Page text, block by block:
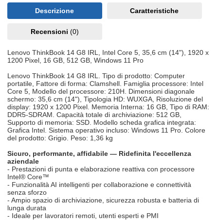
Descrizione Caratteristiche
Recensioni (0)
Lenovo ThinkBook 14 G8 IRL, Intel Core 5, 35,6 cm (14"), 1920 x
1200 Pixel, 16 GB, 512 GB, Windows 11 Pro
Lenovo ThinkBook 14 G8 IRL. Tipo di prodotto: Computer
portatile, Fattore di forma: Clamshell. Famiglia processore: Intel
Core 5, Modello del processore: 210H. Dimensioni diagonale
schermo: 35,6 cm (14"), Tipologia HD: WUXGA, Risoluzione del
display: 1920 x 1200 Pixel. Memoria Interna: 16 GB, Tipo di RAM:
DDR5-SDRAM. Capacità totale di archiviazione: 512 GB,
Supporto di memoria: SSD. Modello scheda grafica integrata:
Grafica Intel. Sistema operativo incluso: Windows 11 Pro. Colore
del prodotto: Grigio. Peso: 1,36 kg
Sicuro, performante, affidabile — Ridefinita l'eccellenza
aziendale
- Prestazioni di punta e elaborazione reattiva con processore
Intel® Core™
- Funzionalità AI intelligenti per collaborazione e connettività
senza sforzo
- Ampio spazio di archiviazione, sicurezza robusta e batteria di
lunga durata
- Ideale per lavoratori remoti, utenti esperti e PMI